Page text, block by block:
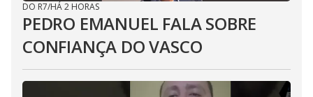
DO R7/HÁ 2 HORAS
PEDRO EMANUEL FALA SOBRE
CONFIANÇA DO VASCO